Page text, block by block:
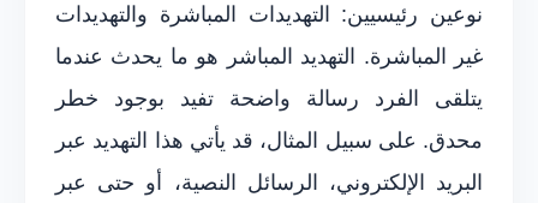
نوعين رئيسيين: التهديدات المباشرة والتهديدات
غير المباشرة. التهديد المباشر هو ما يحدث عندما
يتلقى الفرد رسالة واضحة تفيد بوجود خطر
محدق. على سبيل المثال، قد يأتي هذا التهديد عبر
البريد الإلكتروني، الرسائل النصية، أو حتى عبر